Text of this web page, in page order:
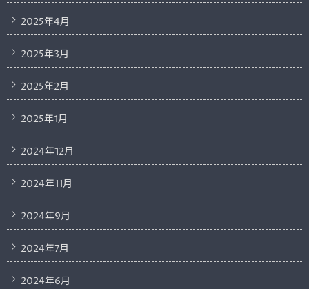
2025年4月
2025年3月
2025年2月
2025年1月
2024年12月
2024年11月
2024年9月
2024年7月
2024年6月